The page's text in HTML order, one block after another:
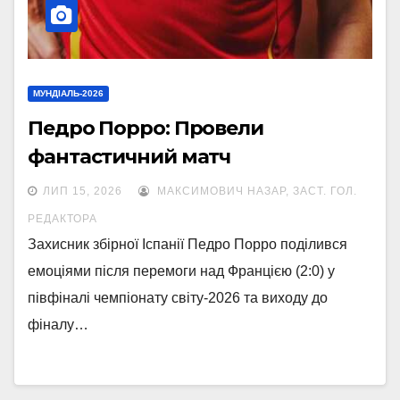
МУНДІАЛЬ-2026
Педро Порро: Провели
фантастичний матч
ЛИП 15, 2026 МАКСИМОВИЧ НАЗАР, ЗАСТ. ГОЛ.
РЕДАКТОРА
Захисник збірної Іспанії Педро Порро поділився
емоціями після перемоги над Францією (2:0) у
півфіналі чемпіонату світу-2026 та виходу до
фіналу…